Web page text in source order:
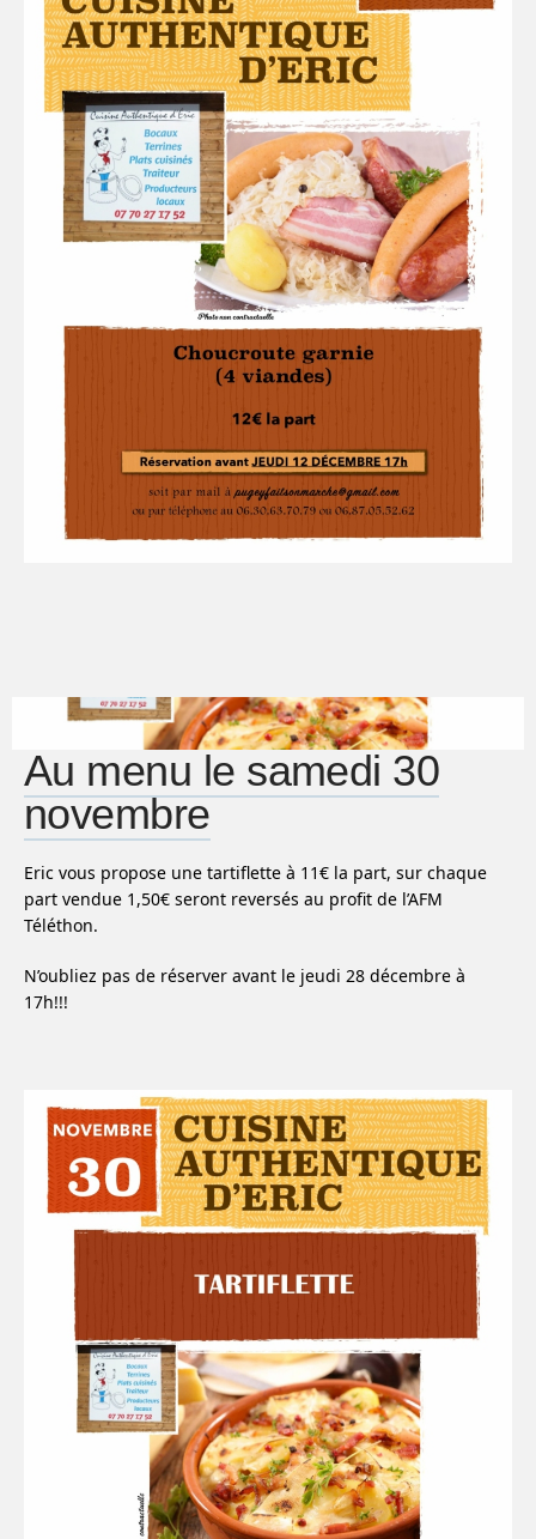
Au menu le samedi 30
novembre
Eric vous propose une tartiflette à 11€ la part, sur chaque
part vendue 1,50€ seront reversés au profit de l’AFM
Téléthon.
N’oubliez pas de réserver avant le jeudi 28 décembre à
17h!!!